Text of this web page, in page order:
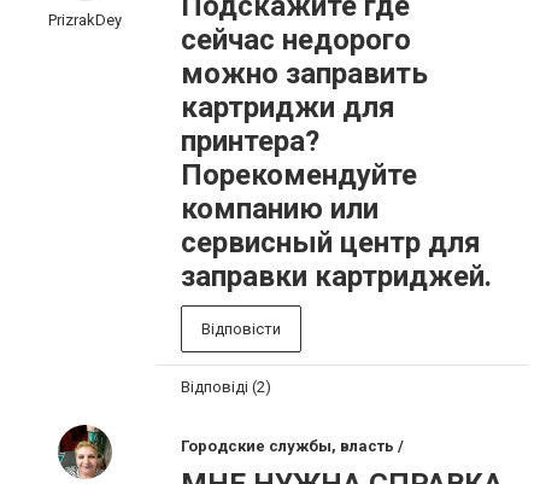
PrizrakDey
сейчас недорого
можно заправить
картриджи для
принтера?
Порекомендуйте
компанию или
сервисный центр для
заправки картриджей.
Відповісти
Відповіді (2)
Городские службы, власть /